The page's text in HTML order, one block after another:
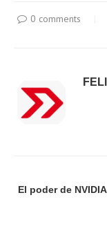
0 comments
El poder de